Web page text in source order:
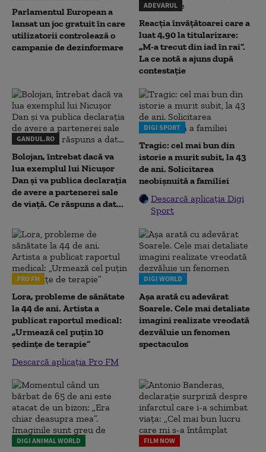
Parlamentul European a
lansat un joc gratuit în care
utilizatorii controlează o
campanie de dezinformare
ADEVARUL
Reacția învățătoarei care a
luat 4,90 la titularizare:
„M-a trecut din iad în rai”.
La ce notă a ajuns după
contestație
GANDUL.RO
Bolojan, întrebat dacă va
lua exemplul lui Nicușor
Dan și va publica declarația
de avere a partenerei sale
de viață. Ce răspuns a dat...
DIGI SPORT
Tragic: cel mai bun din
istorie a murit subit, la 43
de ani. Solicitarea
neobișnuită a familiei
Descarcă aplicația Digi
Sport
PRO FM
Lora, probleme de sănătate
la 44 de ani. Artista a
publicat raportul medical:
„Urmează cel puțin 10
ședințe de terapie”
Descarcă aplicația Pro FM
DIGI WORLD
Așa arată cu adevărat
Soarele. Cele mai detaliate
imagini realizate vreodată
dezvăluie un fenomen
spectaculos
DIGI ANIMAL WORLD FILM NOW